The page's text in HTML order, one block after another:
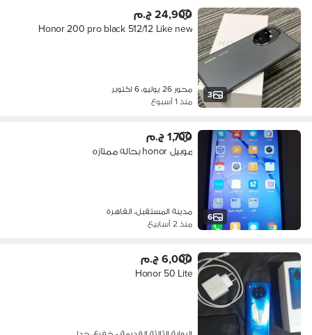
3
24,900 ج.م
Honor 200 pro black 512/12 Like new
محور 26 يوليو، 6 اكتوبر
منذ 1 أسبوع
6
1,700 ج.م
موبيل honor بحاله ممتازه
مدينة المستقبل، القاهرة
منذ 2 أسابيع
6,000 ج.م
Honor 50 Lite